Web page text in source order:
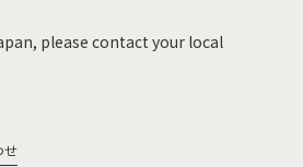
please contact your local
せ